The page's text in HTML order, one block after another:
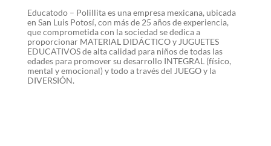
Educatodo – Polillita es una empresa mexicana, ubicada
en San Luis Potosí, con más de 25 años de experiencia,
que comprometida con la sociedad se dedica a
proporcionar MATERIAL DIDÁCTICO y JUGUETES
EDUCATIVOS de alta calidad para niños de todas las
edades para promover su desarrollo INTEGRAL (físico,
mental y emocional) y todo a través del JUEGO y la
DIVERSIÓN.